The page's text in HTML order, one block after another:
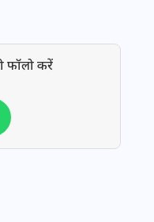
फॉलो करें